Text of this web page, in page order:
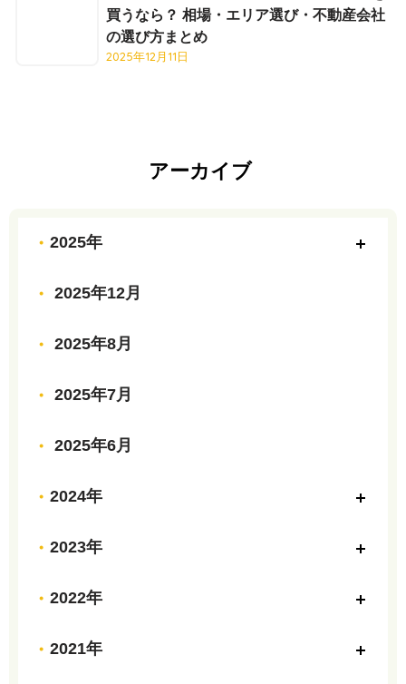
買うなら？ 相場・エリア選び・不動産会社
の選び方まとめ
2025年12月11日
アーカイブ
2025年
2025年12月
2025年8月
2025年7月
2025年6月
2024年
2023年
2022年
2021年